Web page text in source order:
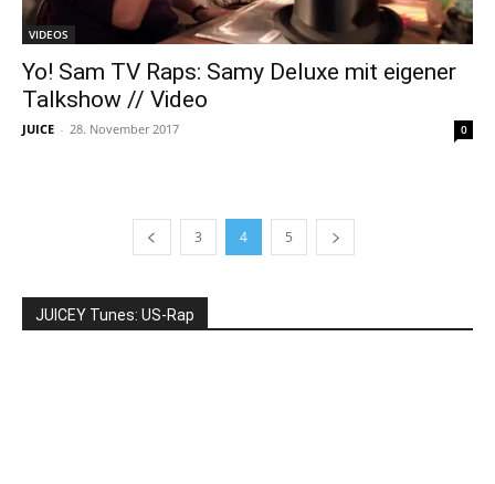
VIDEOS
Yo! Sam TV Raps: Samy Deluxe mit eigener
Talkshow // Video
JUICE - 28. November 2017 0
3 4 5
JUICEY Tunes: US-Rap